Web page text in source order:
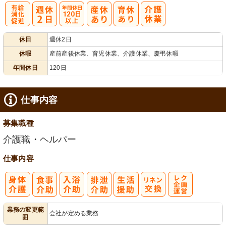
休日
週休2日
休暇
産前産後休業、育児休業、介護休業、慶弔休暇
年間休日
120日
仕事内容
募集職種
介護職・ヘルパー
仕事内容
業務の変更範
囲
会社が定める業務